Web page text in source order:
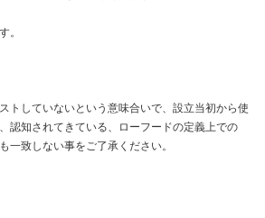
。
トしていないという意味合いで、設立当初から使
認知されてきている、ローフードの定義上での
一致しない事をご了承ください。